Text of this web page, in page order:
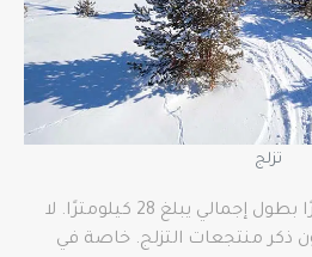
تزلج
يوجد في بالاندوكين 22 ممرًا بطول إجمالي يبلغ 28 كيلومترًا. لا
ذكر منتجعات التزلج. خاصة في